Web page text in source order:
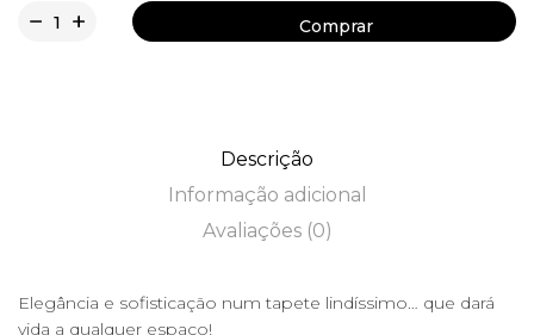
Comprar
Descrição
Informação adicional
Avaliações (0)
Elegância e sofisticação num tapete lindíssimo… que dará
vida a qualquer espaço!